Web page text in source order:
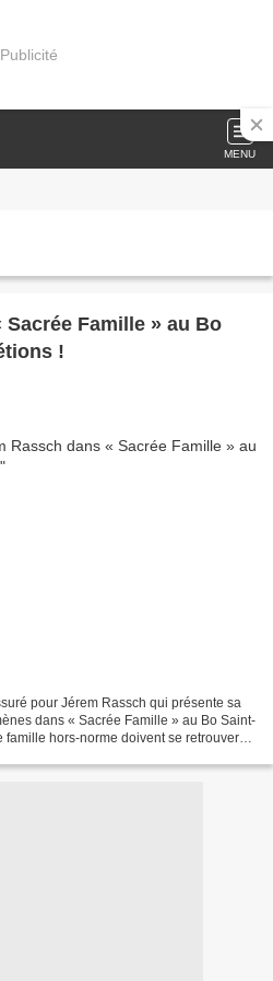
Publicité
MENU
Famille » au Bo
!
pour Jérem Rassch qui présente sa
dans « Sacrée Famille » au Bo Saint-
famille hors-norme doivent se retrouver